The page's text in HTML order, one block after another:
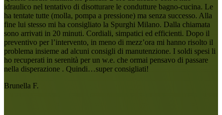
idraulico nel tentativo di disotturare le condutture bagno-cucina. Le
ha tentate tutte (molla, pompa a pressione) ma senza successo. Alla
fine lui stesso mi ha consigliato la Spurghi Milano. Dalla chiamata
sono arrivati in 20 minuti. Cordiali, simpatici ed efficienti. Dopo il
preventivo per l’intervento, in meno di mezz’ora mi hanno risolto il
problema insieme ad alcuni consigli di manutenzione. I soldi spesi li
ho recuperati in serenità per un w.e. che ormai pensavo di passare
nella disperazione . Quindi…super consigliati!
Brunella F.